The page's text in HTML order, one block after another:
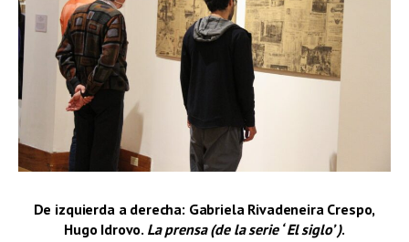
De izquierda a derecha: Gabriela Rivadeneira Crespo,
Hugo Idrovo. La prensa (de la serie ‘ El siglo’ ).